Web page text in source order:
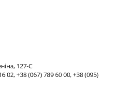
127-С
02, +38 (067) 789 60 00, +38 (095)